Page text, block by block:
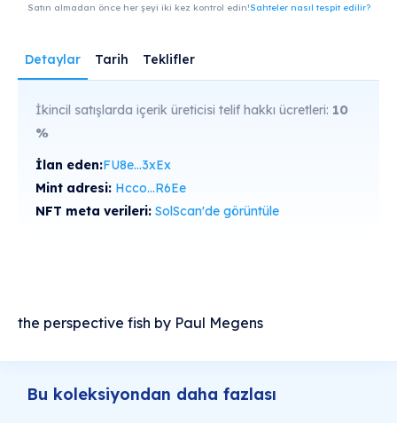
Satın almadan önce her şeyi iki kez kontrol edin!Sahteler nasıl tespit edilir?
Detaylar Tarih Teklifler
İkincil satışlarda içerik üreticisi telif hakkı ücretleri: 10
%
İlan eden:FU8e...3xEx
Mint adresi: Hcco...R6Ee
NFT meta verileri: SolScan'de görüntüle
the perspective fish by Paul Megens
Bu koleksiyondan daha fazlası